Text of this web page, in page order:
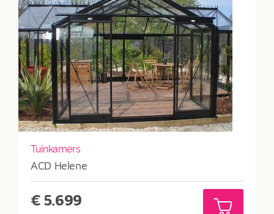
Tuinkamers
ACD Helene
€ 5.699